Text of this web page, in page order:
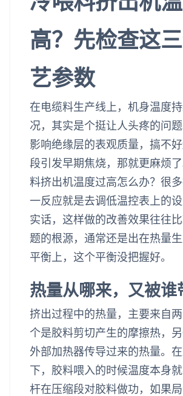
高？先检查这
艺参数
在电缆料生产线上，机身温度
况，其实是个挺让人头疼的问
影响绝缘层的表观质量，搞不
段引发早期焦烧，那就更麻烦
料挤出机温度过高怎么办？很
一反应就是去调低温控表上的
实话，这样做的改善效果往往
题的根源，通常还是出在热量
平衡上，这个平衡没把握好。
热量从哪来，又被谁
挤出过程中的热量，主要来自
个是胶料剪切产生的摩擦热，
外部加热器传导过来的热量。
下，胶料喂入的时候温度本身
杆在压缩段对胶料做功，如果